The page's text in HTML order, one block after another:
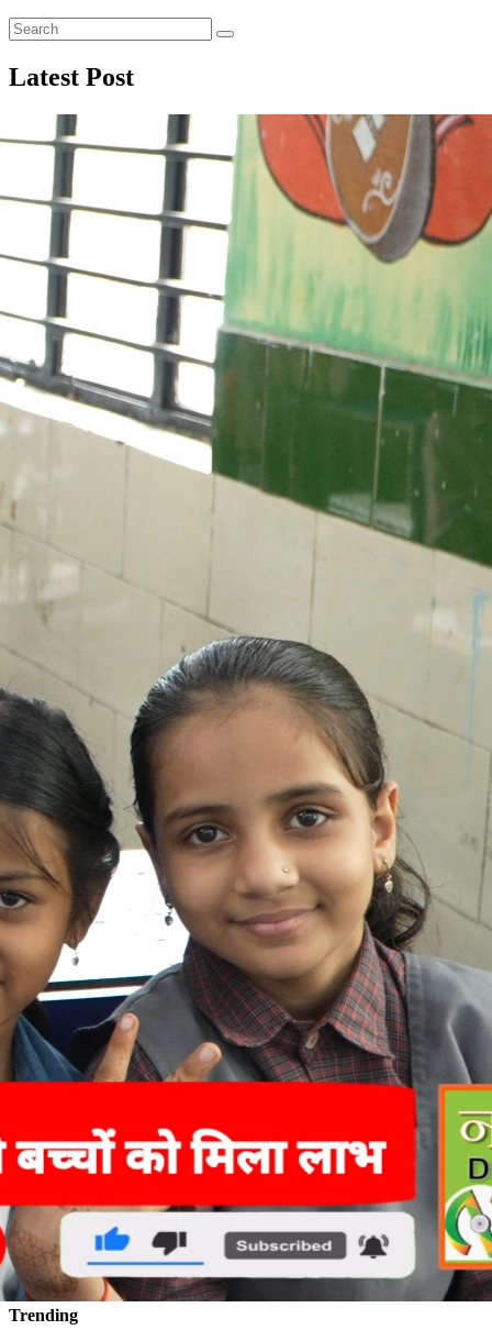
Latest Post
Trending